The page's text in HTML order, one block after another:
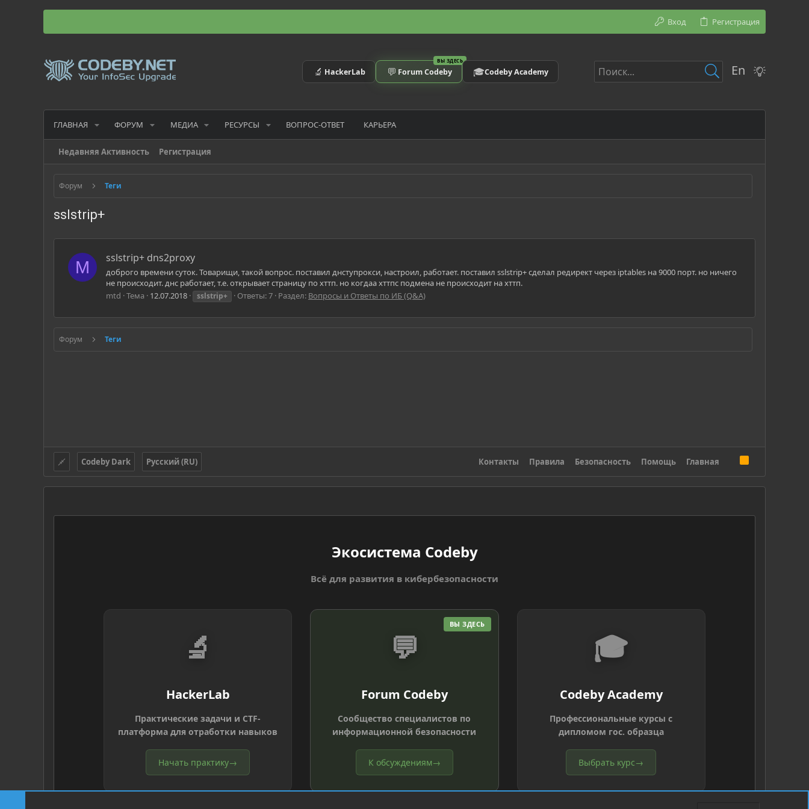
Вход Регистрация
🔬 HackerLab
ВЫ ЗДЕСЬ
💬 Forum Codeby 🎓Codeby Academy En
ГЛАВНАЯ ФОРУМ МЕДИА РЕСУРСЫ ВОПРОС-ОТВЕТ КАРЬЕРА
Недавняя Активность Регистрация
Форум Теги
sslstrip+
M sslstrip+ dns2proxy
доброго времени суток. Товарищи, такой вопрос. поставил днступрокси, настроил, работает. поставил sslstrip+ сделал редирект через iptables на 9000 порт. но ничего
не происходит. днс работает, т.е. открывает страницу по хттп. но когдаа хттпс подмена не происходит на хттп.
mtd Тема 12.07.2018 sslstrip+ Ответы: 7 Раздел: Вопросы и Ответы по ИБ (Q&A)
Форум Теги
Codeby Dark Русский (RU) Контакты Правила Безопасность Помощь Главная
S
Экосистема Codeby
Всё для развития в кибербезопасности
🔬
HackerLab
Практические задачи и CTF-
платформа для отработки навыков
Начать практику→
ВЫ ЗДЕСЬ
💬
Forum Codeby
Сообщество специалистов по
информационной безопасности
К обсуждениям→
🎓
Codeby Academy
Профессиональные курсы с
дипломом гос. образца
Выбрать курс→